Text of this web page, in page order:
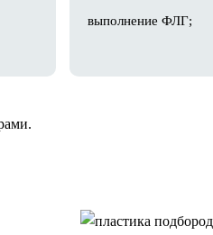
выполнение ФЛГ;